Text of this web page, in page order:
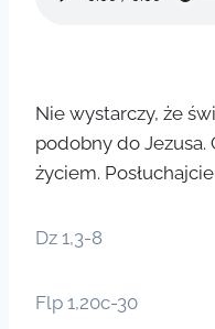
Nie wystarczy, że
podobny do Jezusa.
życiem.
Dz 1,3-8
Flp 1,20c-30